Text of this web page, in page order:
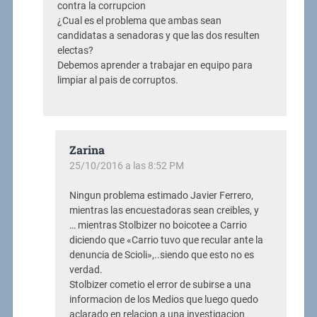
contra la corrupcion
¿Cual es el problema que ambas sean
candidatas a senadoras y que las dos resulten
electas?
Debemos aprender a trabajar en equipo para
limpiar al pais de corruptos.
Zarina
25/10/2016 a las 8:52 PM
Ningun problema estimado Javier Ferrero,
mientras las encuestadoras sean creibles, y
… mientras Stolbizer no boicotee a Carrio
diciendo que «Carrio tuvo que recular ante la
denuncia de Scioli»,..siendo que esto no es
verdad.
Stolbizer cometio el error de subirse a una
informacion de los Medios que luego quedo
aclarado en relacion a una investigacion